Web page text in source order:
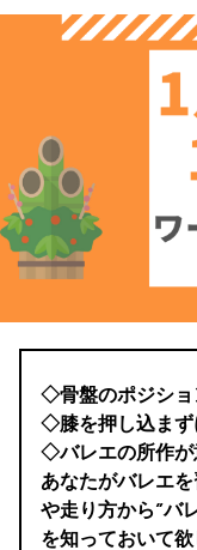
◇骨盤のポジショ
◇膝を押し込まず
◇バレエの所作が
あなたがバレエ
や走り方から”バ
を知っておいて